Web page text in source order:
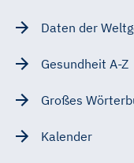
Daten der
Gesundheit A-Z
Großes
Kalender